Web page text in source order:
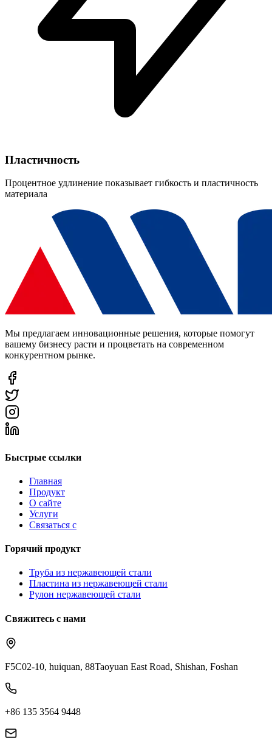
Пластичность
Процентное удлинение показывает гибкость и пластичность
материала
Мы предлагаем инновационные решения, которые помогут
вашему бизнесу расти и процветать на современном
конкурентном рынке.
Быстрые ссылки
Главная
Продукт
О сайте
Услуги
Связаться с
Горячий продукт
Труба из нержавеющей стали
Пластина из нержавеющей стали
Рулон нержавеющей стали
Свяжитесь с нами
F5C02-10, huiquan, 88Taoyuan East Road, Shishan, Foshan
+86 135 3564 9448